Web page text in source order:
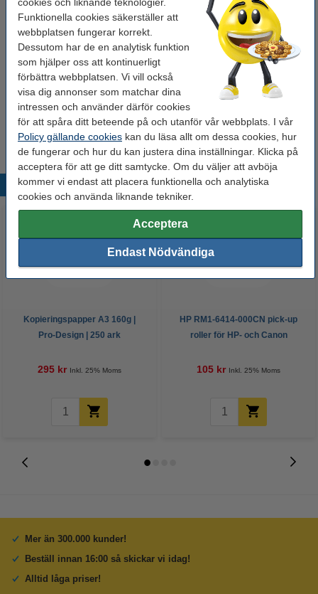
Funktionella cookies säkerställer att
webbplatsen fungerar korrekt.
Dessutom har de en analytisk funktion
som hjälper oss att kontinuerligt
förbättra webbplatsen. Vi vill också
visa dig annonser som matchar dina
intressen och använder därför cookies
för att spåra ditt beteende på och utanför vår webbplats. I vår
Policy gällande cookies kan du läsa allt om dessa cookies, hur
de fungerar och hur du kan justera dina inställningar. Klicka på
acceptera för att ge ditt samtycke. Om du väljer att avböja
kommer vi endast att placera funktionella och analytiska
cookies och använda liknande tekniker.
Acceptera
Endast Nödvändiga
Glöm inte att beställa!
Pappersskärare ersättningsblad | Dahle 550-
558 serien
475 kr
Kopieringspapper A4 80g | Zoom | 500 ark
80 kr
Populära produkter
Kopieringspapper A3 160g |
Pro-Design | 250 ark
295 kr Inkl. 25% Moms
HP RM1-6414-000CN pick-up
roller för HP- och Canon
105 kr Inkl. 25% Moms
Mer än 300.000 kunder!
Beställ innan 16:00 så skickar vi idag!
Alltid låga priser!